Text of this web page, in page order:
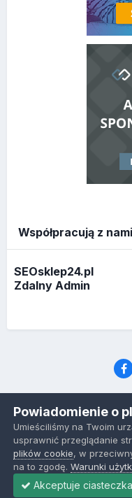
Współpracują z nami
SEOsklep24.pl
Zdalny Admin
Powered
Powiadomienie o
Umieściliśmy na Twoim
usprawnić przeglądanie
plików cookie, w
na to zgodę.Warunki
Akceptuje ciasteczka